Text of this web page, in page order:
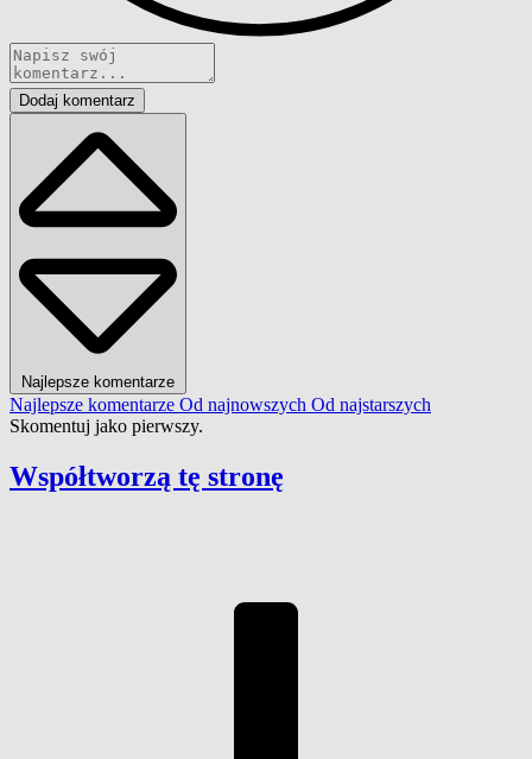
Dodaj komentarz
Najlepsze komentarze
Najlepsze komentarze Od najnowszych Od najstarszych
Skomentuj jako pierwszy.
Współtworzą tę stronę